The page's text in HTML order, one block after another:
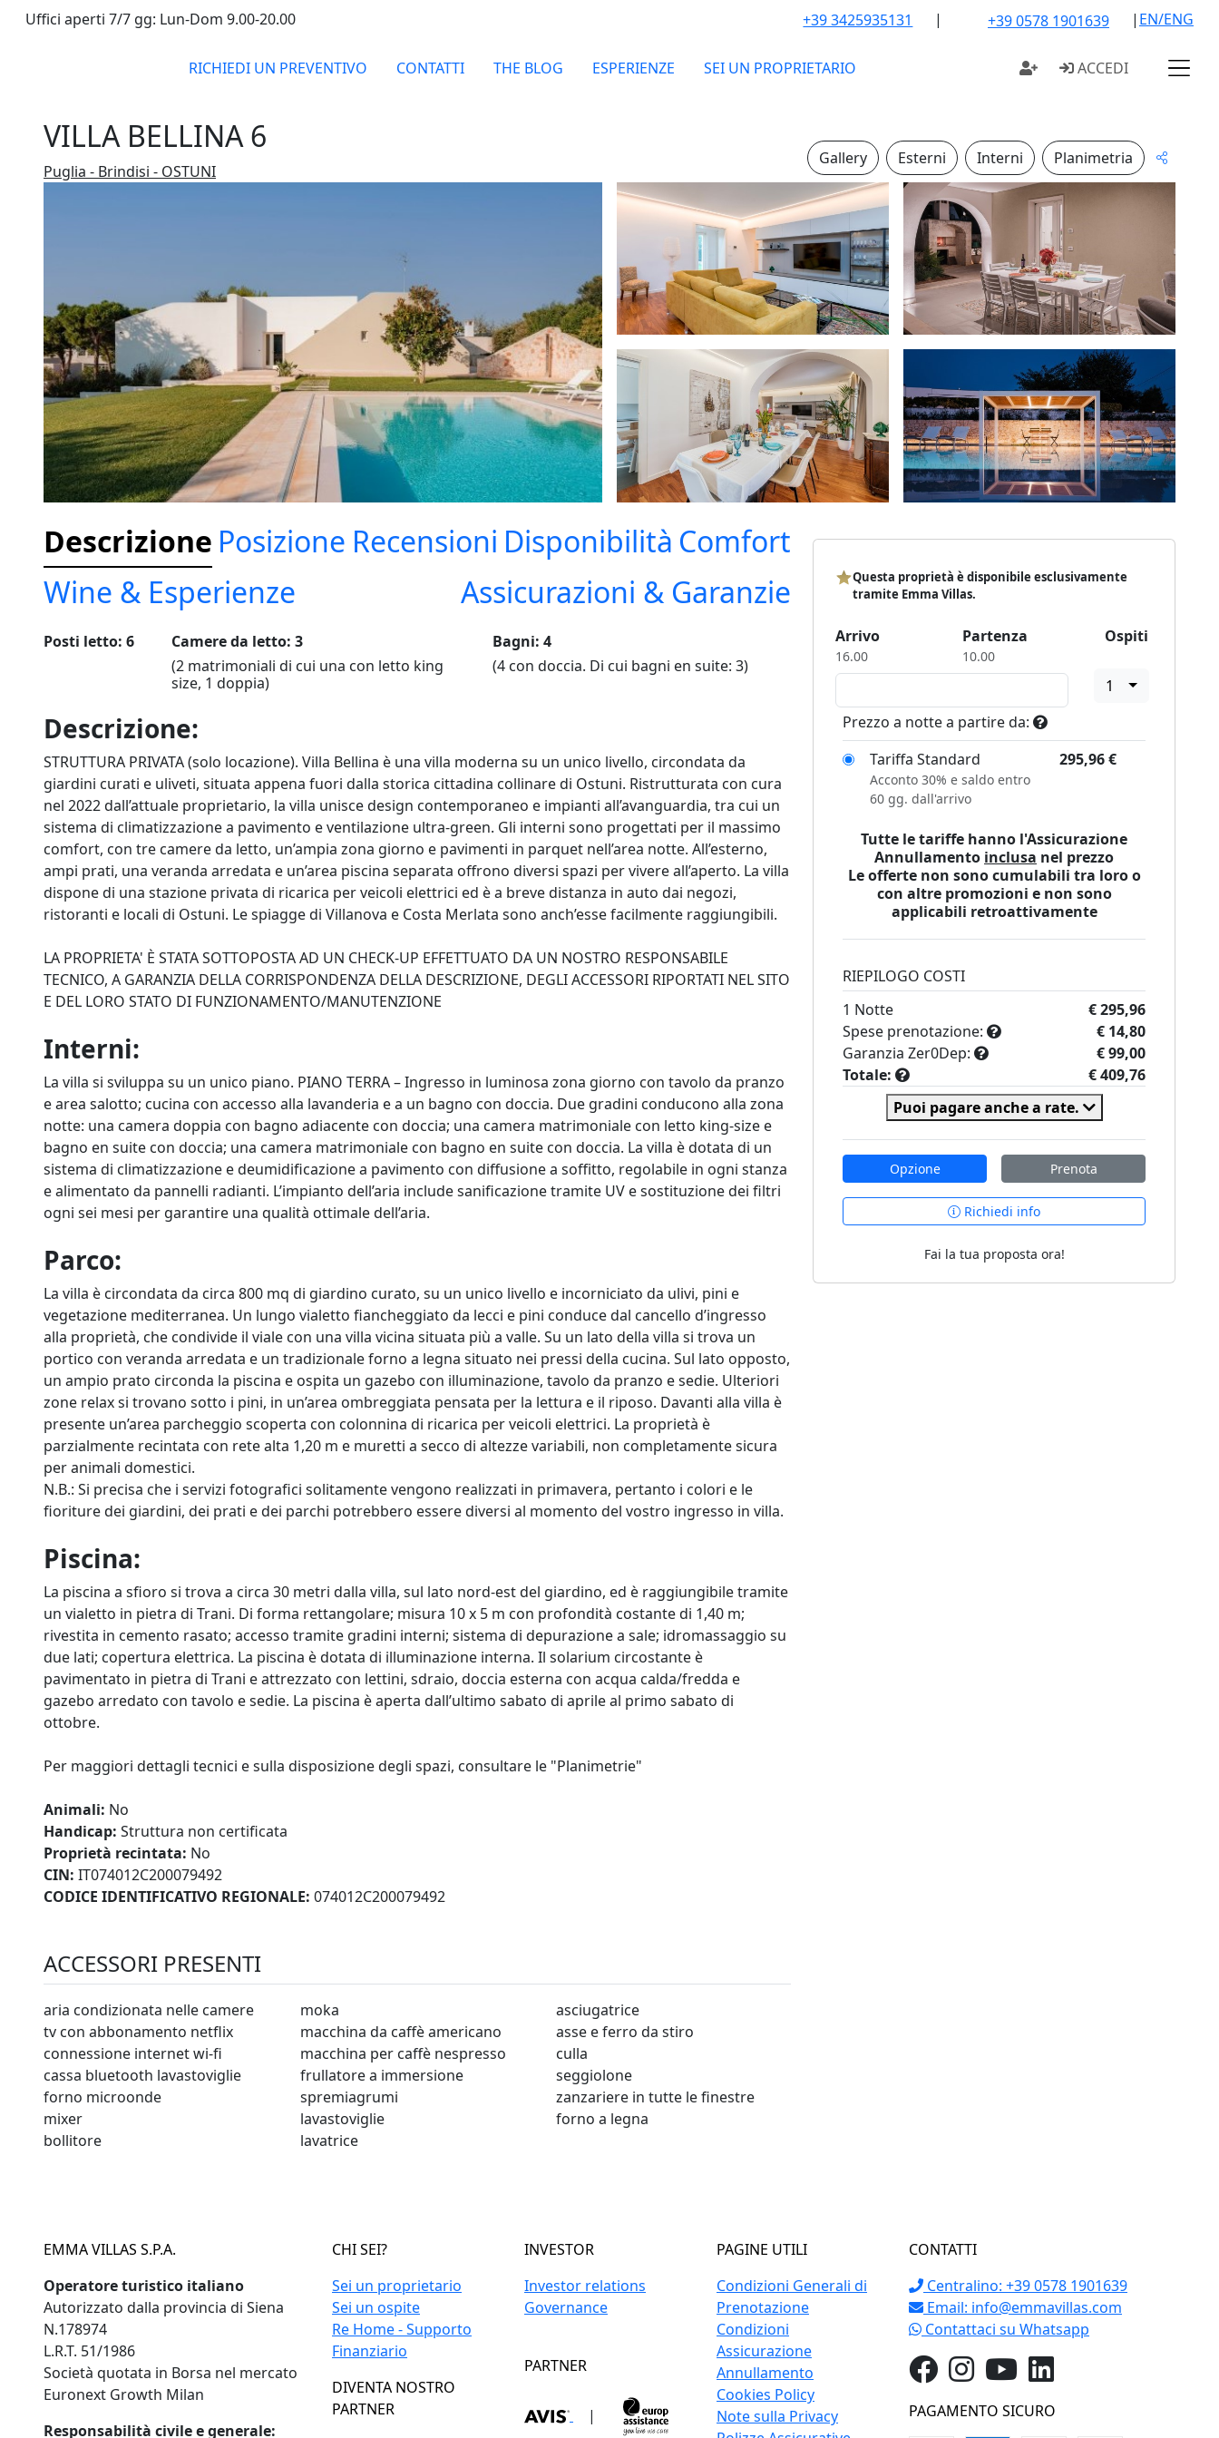
Uffici aperti 7/7 gg: Lun-Dom 9.00-20.00 +39 3425935131 | +39 0578 1901639 | EN/ENG
RICHIEDI UN PREVENTIVO CONTATTI THE BLOG ESPERIENZE SEI UN PROPRIETARIO ACCEDI
VILLA BELLINA 6
Puglia - Brindisi - OSTUNI
Gallery Esterni Interni Planimetria
Descrizione Posizione Recensioni Disponibilità Comfort
Wine & Esperienze
Assicurazioni & Garanzie
Posti letto: 6
Camere da letto: 3
(2 matrimoniali di cui una con letto king
size, 1 doppia)
Bagni: 4
(4 con doccia. Di cui bagni en suite: 3)
Descrizione:
STRUTTURA PRIVATA (solo locazione). Villa Bellina è una villa moderna su un unico livello, circondata da
giardini curati e uliveti, situata appena fuori dalla storica cittadina collinare di Ostuni. Ristrutturata con cura
nel 2022 dall’attuale proprietario, la villa unisce design contemporaneo e impianti all’avanguardia, tra cui un
sistema di climatizzazione a pavimento e ventilazione ultra-green. Gli interni sono progettati per il massimo
comfort, con tre camere da letto, un’ampia zona giorno e pavimenti in parquet nell’area notte. All’esterno,
ampi prati, una veranda arredata e un’area piscina separata offrono diversi spazi per vivere all’aperto. La villa
dispone di una stazione privata di ricarica per veicoli elettrici ed è a breve distanza in auto dai negozi,
ristoranti e locali di Ostuni. Le spiagge di Villanova e Costa Merlata sono anch’esse facilmente raggiungibili.
LA PROPRIETA' È STATA SOTTOPOSTA AD UN CHECK-UP EFFETTUATO DA UN NOSTRO RESPONSABILE
TECNICO, A GARANZIA DELLA CORRISPONDENZA DELLA DESCRIZIONE, DEGLI ACCESSORI RIPORTATI NEL SITO
E DEL LORO STATO DI FUNZIONAMENTO/MANUTENZIONE
Interni:
La villa si sviluppa su un unico piano. PIANO TERRA – Ingresso in luminosa zona giorno con tavolo da pranzo
e area salotto; cucina con accesso alla lavanderia e a un bagno con doccia. Due gradini conducono alla zona
notte: una camera doppia con bagno adiacente con doccia; una camera matrimoniale con letto king-size e
bagno en suite con doccia; una camera matrimoniale con bagno en suite con doccia. La villa è dotata di un
sistema di climatizzazione e deumidificazione a pavimento con diffusione a soffitto, regolabile in ogni stanza
e alimentato da pannelli radianti. L’impianto dell’aria include sanificazione tramite UV e sostituzione dei filtri
ogni sei mesi per garantire una qualità ottimale dell’aria.
Parco:
La villa è circondata da circa 800 mq di giardino curato, su un unico livello e incorniciato da ulivi, pini e
vegetazione mediterranea. Un lungo vialetto fiancheggiato da lecci e pini conduce dal cancello d’ingresso
alla proprietà, che condivide il viale con una villa vicina situata più a valle. Su un lato della villa si trova un
portico con veranda arredata e un tradizionale forno a legna situato nei pressi della cucina. Sul lato opposto,
un ampio prato circonda la piscina e ospita un gazebo con illuminazione, tavolo da pranzo e sedie. Ulteriori
zone relax si trovano sotto i pini, in un’area ombreggiata pensata per la lettura e il riposo. Davanti alla villa è
presente un’area parcheggio scoperta con colonnina di ricarica per veicoli elettrici. La proprietà è
parzialmente recintata con rete alta 1,20 m e muretti a secco di altezze variabili, non completamente sicura
per animali domestici.
N.B.: Si precisa che i servizi fotografici solitamente vengono realizzati in primavera, pertanto i colori e le
fioriture dei giardini, dei prati e dei parchi potrebbero essere diversi al momento del vostro ingresso in villa.
Piscina:
La piscina a sfioro si trova a circa 30 metri dalla villa, sul lato nord-est del giardino, ed è raggiungibile tramite
un vialetto in pietra di Trani. Di forma rettangolare; misura 10 x 5 m con profondità costante di 1,40 m;
rivestita in cemento rasato; accesso tramite gradini interni; sistema di depurazione a sale; idromassaggio su
due lati; copertura elettrica. La piscina è dotata di illuminazione interna. Il solarium circostante è
pavimentato in pietra di Trani e attrezzato con lettini, sdraio, doccia esterna con acqua calda/fredda e
gazebo arredato con tavolo e sedie. La piscina è aperta dall’ultimo sabato di aprile al primo sabato di
ottobre.
Per maggiori dettagli tecnici e sulla disposizione degli spazi, consultare le "Planimetrie"
Animali: No
Handicap: Struttura non certificata
Proprietà recintata: No
CIN: IT074012C200079492
CODICE IDENTIFICATIVO REGIONALE: 074012C200079492
ACCESSORI PRESENTI
aria condizionata nelle camere
tv con abbonamento netflix
connessione internet wi-fi
cassa bluetooth lavastoviglie
forno microonde
mixer
bollitore
moka
macchina da caffè americano
macchina per caffè nespresso
frullatore a immersione
spremiagrumi
lavastoviglie
lavatrice
asciugatrice
asse e ferro da stiro
culla
seggiolone
zanzariere in tutte le finestre
forno a legna
Questa proprietà è disponibile esclusivamente
tramite Emma Villas.
Arrivo
16.00
Partenza
10.00
Ospiti
1
Prezzo a notte a partire da:
Tariffa Standard
295,96€
Acconto 30% e saldo entro
60 gg. dall'arrivo
Tutte le tariffe hanno l'Assicurazione
Annullamento inclusa nel prezzo
Le offerte non sono cumulabili tra loro o
con altre promozioni e non sono
applicabili retroattivamente
RIEPILOGO COSTI
1 Notte
€ 295,96
Spese prenotazione:
€ 14,80
Garanzia Zer0Dep:
€ 99,00
Totale:
€ 409,76
Puoi pagare anche a rate.
Opzione Prenota
Richiedi info
Fai la tua proposta ora!
EMMA VILLAS S.P.A.
Operatore turistico italiano
Autorizzato dalla provincia di Siena
N.178974
L.R.T. 51/1986
Società quotata in Borsa nel mercato
Euronext Growth Milan
Responsabilità civile e generale:
CHI SEI?
Sei un proprietario
Sei un ospite
Re Home - Supporto
Finanziario
DIVENTA NOSTRO
PARTNER
INVESTOR
Investor relations
Governance
PARTNER
|
PAGINE UTILI
Condizioni Generali di
Prenotazione
Condizioni
Assicurazione
Annullamento
Cookies Policy
Note sulla Privacy
CONTATTI
Centralino: +39 0578 1901639
Email: info@emmavillas.com
Contattaci su Whatsapp
PAGAMENTO SICURO